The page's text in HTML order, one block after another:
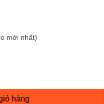
mới nhất)
I Hikvision số lượng
hàng